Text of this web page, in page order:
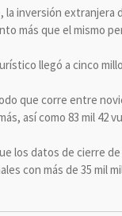
la inversión extranjera
más que el mismo
llegó a cinco
que corre entre
así como 83 mil 42
los datos de cierre
con más de 35 mil